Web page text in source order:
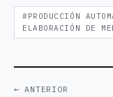
#PRODUCCIÓN
ELABORACIÓN DE
← ANTERIOR